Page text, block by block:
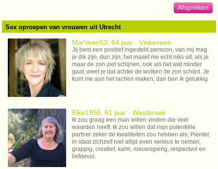
Afspreken
Sex oproepen van vrouwen uit Utrecht
MarVeen53, 64 jaar · Vinkeveen
Jij bent een positief ingesteld persoon, van mij mag
je dik zijn, dun zijn, het maakt me echt niks uit, als je
maar de zon ziet schijnen, ook als het wat minder
gaat, weet je dat achter de wolken de zon schijnt. Je
kunt me aan het lachen maken, dan ben ik gelukkig
Elke1956, 61 jaar · Westbroek
Ik zou graag een man willen vinden die veel
waarden heeft. Ik zou willen dat mijn potentiële
partner zeker de kwaliteiten zou hebben als; Pienter,
in staat zichzelf niet altijd even serieus te nemen,
grappig, creatief, kalm, nieuwsgierig, respectvol en
liefdevol.